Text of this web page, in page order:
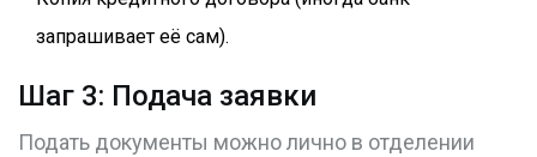
запрашивает её сам).
Шаг 3: Подача заявки
Подать документы можно лично в отделении